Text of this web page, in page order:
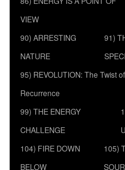
VIEW
90) ARRESTING
NATURE
91)
95) REVOLUTION: The Twist of
Recurrence
99) THE ENERGY
CHALLENGE
104) FIRE DOWN
BELOW
105)